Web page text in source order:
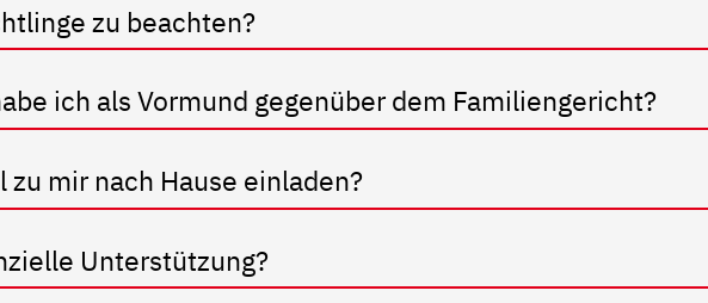
zu beachten?
ich als Vormund gegenüber dem Familiengericht?
zu mir nach Hause einladen?
Unterstützung?